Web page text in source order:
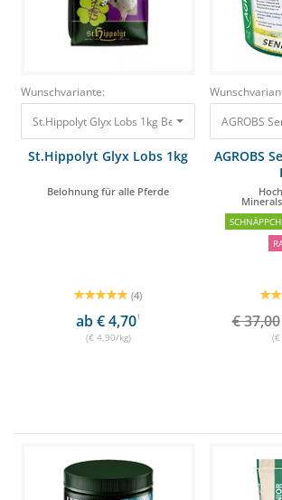
Wunschvariante:
St.Hippolyt Glyx Lobs 1kg
Belohnung für alle Pferde
(4)
ab € 4,701
(€ 4,90/kg)
AGROBS
AGROBS
€ 37,00